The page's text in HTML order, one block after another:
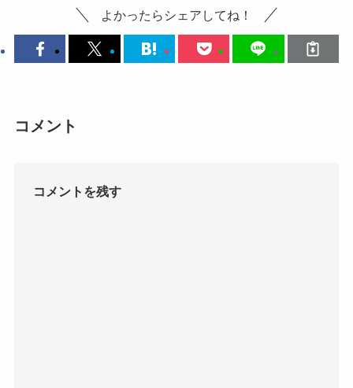
よかったらシェアしてね！
コメント
コメントを残す